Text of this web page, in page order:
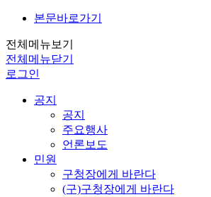
본문바로가기
전체메뉴보기
전체메뉴닫기
로그인
공지
공지
주요행사
언론보도
민원
구청장에게 바란다
(구)구청장에게 바란다